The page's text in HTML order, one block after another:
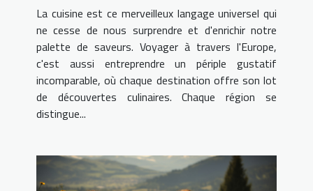
La cuisine est ce merveilleux langage universel qui
ne cesse de nous surprendre et d'enrichir notre
palette de saveurs. Voyager à travers l'Europe,
c'est aussi entreprendre un périple gustatif
incomparable, où chaque destination offre son lot
de découvertes culinaires. Chaque région se
distingue...